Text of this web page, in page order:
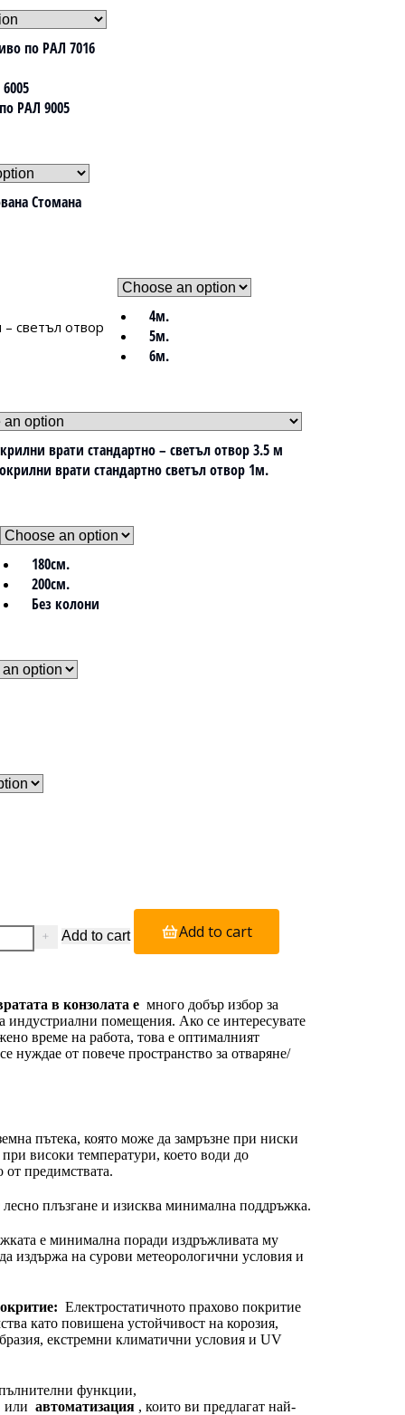
по РАЛ 7016
РАЛ 9005
Стомана
светъл отвор
4м.
5м.
6м.
врати стандартно – светъл отвор 3.5 м
врати стандартно светъл отвор 1м.
180см.
200см.
Без колони
Add to cart Add to cart
в конзолата е много добър избор за
индустриални помещения. Ако се интересувате
време на работа, това е оптималният
нуждае от повече пространство за отваряне/
пътека, която може да замръзне при ниски
високи температури, което води до
от предимствата.
плъзгане и изисква минимална поддръжка.
е минимална поради издръжливата му
издържа на сурови метеорологични условия и
Електростатичното прахово покритие
като повишена устойчивост на корозия,
екстремни климатични условия и UV
функции,
или автоматизация , които ви предлагат най-